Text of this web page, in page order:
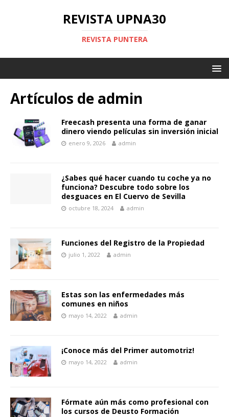
REVISTA UPNA30
REVISTA PUNTERA
Artículos de admin
Freecash presenta una forma de ganar
dinero viendo películas sin inversión inicial
enero 9, 2026 admin
¿Sabes qué hacer cuando tu coche ya no
funciona? Descubre todo sobre los
desguaces en El Cuervo de Sevilla
octubre 18, 2024 admin
Funciones del Registro de la Propiedad
julio 1, 2022 admin
Estas son las enfermedades más
comunes en niños
mayo 14, 2022 admin
¡Conoce más del Primer automotriz!
mayo 14, 2022 admin
Fórmate aún más como profesional con
los cursos de Deusto Formación